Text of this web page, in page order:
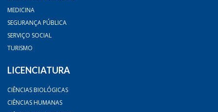
MEDICINA
SEGURANÇA PÚBLICA
SERVIÇO SOCIAL
TURISMO
LICENCIATURA
CIÊNCIAS BIOLÓGICAS
CIÊNCIAS HUMANAS